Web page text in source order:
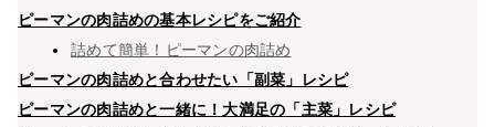
ピーマンの肉詰めの基本レシピをご紹介
詰めて簡単！ピーマンの肉詰め
ピーマンの肉詰めと合わせたい「副菜」レシピ
ピーマンの肉詰めと一緒に！大満足の「主菜」レシピ